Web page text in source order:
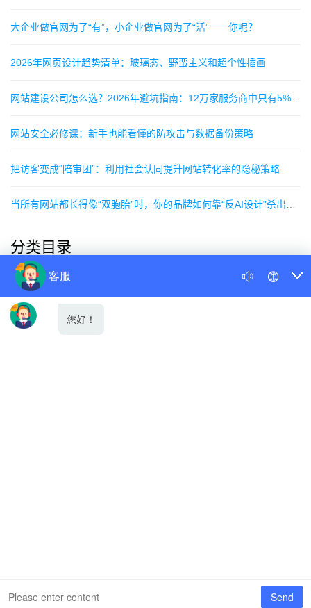
大企业做官网为了“有”，小企业做官网为了“活”——你呢？
2026年网页设计趋势清单：玻璃态、野蛮主义和超个性插画
网站安全必修课：新手也能看懂的防攻击与数据备份策略
把访客变成“陪审团”：利用社会认同提升网站转化率的隐秘策略
分类目录
公司新闻
行业新闻
DeepSeek 聊天工具 (本地知识库版) 一键抓取